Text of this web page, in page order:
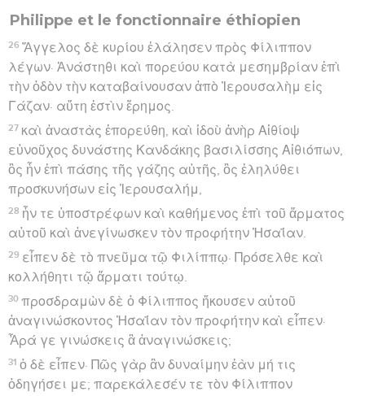
Philippe et le fonctionnaire éthiopien
26 Ἄγγελος δὲ κυρίου ἐλάλησεν πρὸς Φίλιππον
λέγων· Ἀνάστηθι καὶ πορεύου κατὰ μεσημβρίαν ἐπὶ
τὴν ὁδὸν τὴν καταβαίνουσαν ἀπὸ Ἰερουσαλὴμ εἰς
Γάζαν· αὕτη ἐστὶν ἔρημος.
27 καὶ ἀναστὰς ἐπορεύθη, καὶ ἰδοὺ ἀνὴρ Αἰθίοψ
εὐνοῦχος δυνάστης Κανδάκης βασιλίσσης Αἰθιόπων,
ὃς ἦν ἐπὶ πάσης τῆς γάζης αὐτῆς, ὃς ἐληλύθει
προσκυνήσων εἰς Ἰερουσαλήμ,
28 ἦν τε ὑποστρέφων καὶ καθήμενος ἐπὶ τοῦ ἅρματος
αὐτοῦ καὶ ἀνεγίνωσκεν τὸν προφήτην Ἠσαΐαν.
29 εἶπεν δὲ τὸ πνεῦμα τῷ Φιλίππῳ· Πρόσελθε καὶ
κολλήθητι τῷ ἅρματι τούτῳ.
30 προσδραμὼν δὲ ὁ Φίλιππος ἤκουσεν αὐτοῦ
ἀναγινώσκοντος Ἠσαΐαν τὸν προφήτην καὶ εἶπεν·
Ἆρά γε γινώσκεις ἃ ἀναγινώσκεις;
31 ὁ δὲ εἶπεν· Πῶς γὰρ ἂν δυναίμην ἐὰν μή τις
ὁδηγήσει με; παρεκάλεσέν τε τὸν Φίλιππον